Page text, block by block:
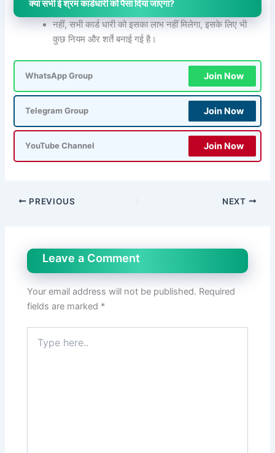
क्या सभी ई श्रम कार्डधारी को पैसा दिया जाएगा?
नहीं, सभी कार्ड धारी को इसका लाभ नहीं मिलेगा, इसके लिए भी
कुछ नियम और शर्ते बनाई गई है।
WhatsApp Group Join Now
Telegram Group Join Now
YouTube Channel Join Now
PREVIOUS NEXT
Leave a Comment
Your email address will not be published. Required
fields are marked *
here..